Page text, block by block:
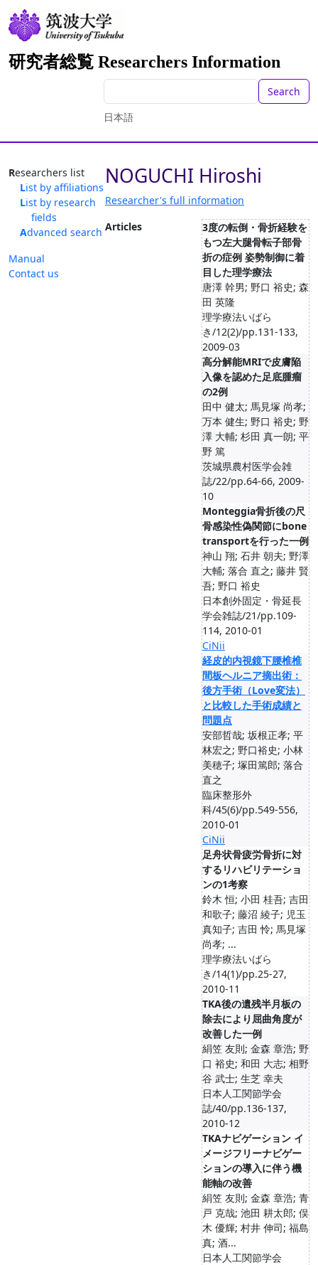
研究者総覧 Researchers Information
Search
日本語
Researchers list
List by affiliations
List by research
fields
Advanced search
Manual
Contact us
NOGUCHI Hiroshi
Researcher's full information
Articles
3度の転倒・骨折経験を
もつ左大腿骨転子部骨
折の症例 姿勢制御に着
目した理学療法
唐澤 幹男; 野口 裕史; 森
田 英隆
理学療法いばら
き/12(2)/pp.131-133,
2009-03
高分解能MRIで皮膚陥
入像を認めた足底腫瘤
の2例
田中 健太; 馬見塚 尚孝;
万本 健生; 野口 裕史; 野
澤 大輔; 杉田 真一朗; 平
野 篤
茨城県農村医学会雑
誌/22/pp.64-66, 2009-
10
Monteggia骨折後の尺
骨感染性偽関節にbone
transportを行った一例
神山 翔; 石井 朝夫; 野澤
大輔; 落合 直之; 藤井 賢
吾; 野口 裕史
日本創外固定・骨延長
学会雑誌/21/pp.109-
114, 2010-01
CiNii
経皮的内視鏡下腰椎椎
間板ヘルニア摘出術：
後方手術（Love変法）
と比較した手術成績と
問題点
安部哲哉; 坂根正孝; 平
林宏之; 野口裕史; 小林
美穂子; 塚田篤郎; 落合
直之
臨床整形外
科/45(6)/pp.549-556,
2010-01
CiNii
足舟状骨疲労骨折に対
するリハビリテーショ
ンの1考察
鈴木 恒; 小田 桂吾; 吉田
和歌子; 藤沼 綾子; 児玉
真知子; 吉田 怜; 馬見塚
尚孝; ...
理学療法いばら
き/14(1)/pp.25-27,
2010-11
TKA後の遺残半月板の
除去により屈曲角度が
改善した一例
絹笠 友則; 金森 章浩; 野
口 裕史; 和田 大志; 相野
谷 武士; 生芝 幸夫
日本人工関節学会
誌/40/pp.136-137,
2010-12
TKAナビゲーション イ
メージフリーナビゲー
ションの導入に伴う機
能軸の改善
絹笠 友則; 金森 章浩; 青
戸 克哉; 池田 耕太郎; 俣
木 優輝; 村井 伸司; 福島
真; 酒...
日本人工関節学会